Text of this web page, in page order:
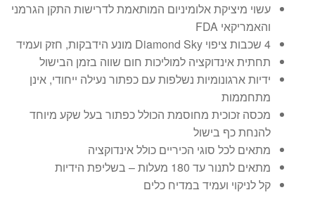
עשוי מיציקת אלומיניום המותאמת לדרישות התקן הגרמני
והאמריקאי FDA
4 שכבות ציפוי Diamond Sky מונע הידבקות, חזק ועמיד
תחתית אינדוקציה למוליכות חום שווה בזמן הבישול
ידיות ארגונומיות נשלפות עם כפתור נעילה ייחודי, אינן
מתחממות
מכסה זכוכית מחוסמת הכולל כפתור בעל שקע מיוחד
להנחת כף בישול
מתאים לכל סוגי הכיריים כולל אינדוקציה
מתאים לתנור עד 180 מעלות – בשליפת הידיות
קל לניקוי ועמיד במדיח כלים